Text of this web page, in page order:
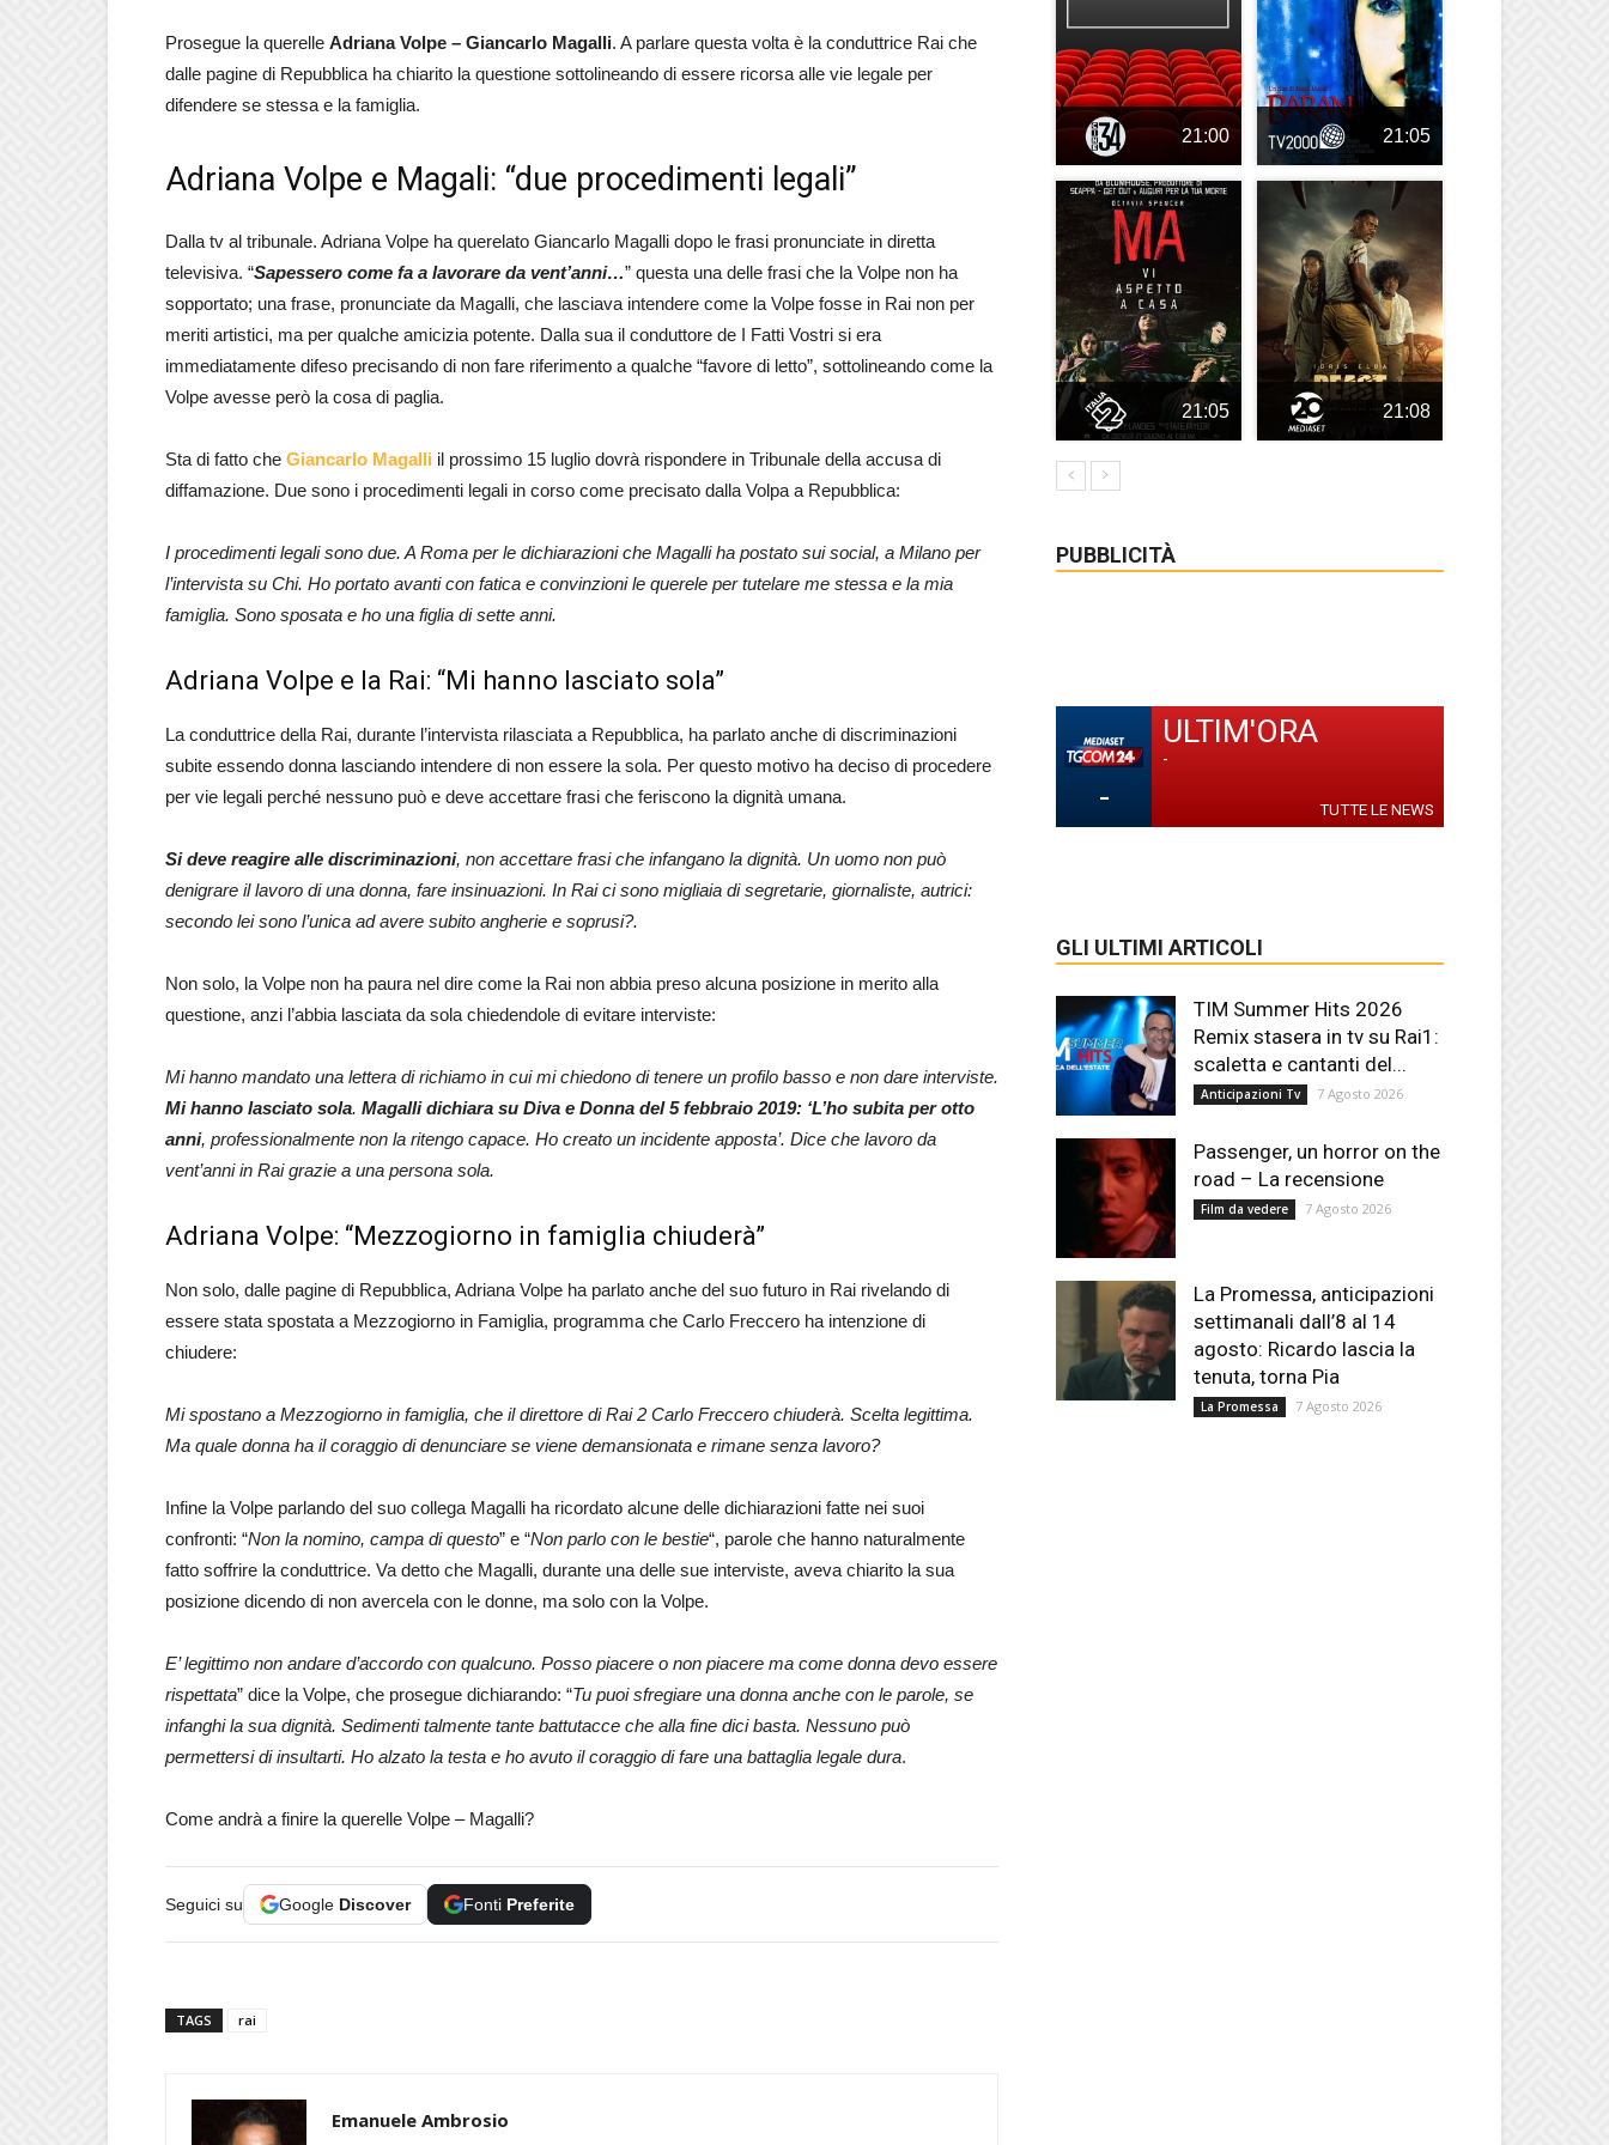
Prosegue la querelle Adriana Volpe – Giancarlo Magalli. A parlare questa volta è la conduttrice Rai che
dalle pagine di Repubblica ha chiarito la questione sottolineando di essere ricorsa alle vie legale per
difendere se stessa e la famiglia.
Adriana Volpe e Magali: “due procedimenti legali”
Dalla tv al tribunale. Adriana Volpe ha querelato Giancarlo Magalli dopo le frasi pronunciate in diretta
televisiva. “Sapessero come fa a lavorare da vent’anni…” questa una delle frasi che la Volpe non ha
sopportato; una frase, pronunciate da Magalli, che lasciava intendere come la Volpe fosse in Rai non per
meriti artistici, ma per qualche amicizia potente. Dalla sua il conduttore de I Fatti Vostri si era
immediatamente difeso precisando di non fare riferimento a qualche “favore di letto”, sottolineando come la
Volpe avesse però la cosa di paglia.
Sta di fatto che Giancarlo Magalli il prossimo 15 luglio dovrà rispondere in Tribunale della accusa di
diffamazione. Due sono i procedimenti legali in corso come precisato dalla Volpa a Repubblica:
I procedimenti legali sono due. A Roma per le dichiarazioni che Magalli ha postato sui social, a Milano per
l’intervista su Chi. Ho portato avanti con fatica e convinzioni le querele per tutelare me stessa e la mia
famiglia. Sono sposata e ho una figlia di sette anni.
Adriana Volpe e la Rai: “Mi hanno lasciato sola”
La conduttrice della Rai, durante l’intervista rilasciata a Repubblica, ha parlato anche di discriminazioni
subite essendo donna lasciando intendere di non essere la sola. Per questo motivo ha deciso di procedere
per vie legali perché nessuno può e deve accettare frasi che feriscono la dignità umana.
Si deve reagire alle discriminazioni, non accettare frasi che infangano la dignità. Un uomo non può
denigrare il lavoro di una donna, fare insinuazioni. In Rai ci sono migliaia di segretarie, giornaliste, autrici:
secondo lei sono l’unica ad avere subito angherie e soprusi?.
Non solo, la Volpe non ha paura nel dire come la Rai non abbia preso alcuna posizione in merito alla
questione, anzi l’abbia lasciata da sola chiedendole di evitare interviste:
Mi hanno mandato una lettera di richiamo in cui mi chiedono di tenere un profilo basso e non dare interviste.
Mi hanno lasciato sola. Magalli dichiara su Diva e Donna del 5 febbraio 2019: ‘L’ho subita per otto
anni, professionalmente non la ritengo capace. Ho creato un incidente apposta’. Dice che lavoro da
vent’anni in Rai grazie a una persona sola.
Adriana Volpe: “Mezzogiorno in famiglia chiuderà”
Non solo, dalle pagine di Repubblica, Adriana Volpe ha parlato anche del suo futuro in Rai rivelando di
essere stata spostata a Mezzogiorno in Famiglia, programma che Carlo Freccero ha intenzione di
chiudere:
Mi spostano a Mezzogiorno in famiglia, che il direttore di Rai 2 Carlo Freccero chiuderà. Scelta legittima.
Ma quale donna ha il coraggio di denunciare se viene demansionata e rimane senza lavoro?
Infine la Volpe parlando del suo collega Magalli ha ricordato alcune delle dichiarazioni fatte nei suoi
confronti: “Non la nomino, campa di questo” e “Non parlo con le bestie“, parole che hanno naturalmente
fatto soffrire la conduttrice. Va detto che Magalli, durante una delle sue interviste, aveva chiarito la sua
posizione dicendo di non avercela con le donne, ma solo con la Volpe.
E’ legittimo non andare d’accordo con qualcuno. Posso piacere o non piacere ma come donna devo essere
rispettata” dice la Volpe, che prosegue dichiarando: “Tu puoi sfregiare una donna anche con le parole, se
infanghi la sua dignità. Sedimenti talmente tante battutacce che alla fine dici basta. Nessuno può
permettersi di insultarti. Ho alzato la testa e ho avuto il coraggio di fare una battaglia legale dura.
Come andrà a finire la querelle Volpe – Magalli?
Seguici su Google Discover Fonti Preferite
TAGS rai
Emanuele Ambrosio
21:00 21:05
21:05 21:08
PUBBLICITÀ
-
ULTIM'ORA
-
TUTTE LE NEWS
GLI ULTIMI ARTICOLI
TIM Summer Hits 2026
Remix stasera in tv su Rai1:
scaletta e cantanti del...
Anticipazioni Tv 7 Agosto 2026
Passenger, un horror on the
road – La recensione
Film da vedere 7 Agosto 2026
La Promessa, anticipazioni
settimanali dall’8 al 14
agosto: Ricardo lascia la
tenuta, torna Pia
La Promessa 7 Agosto 2026